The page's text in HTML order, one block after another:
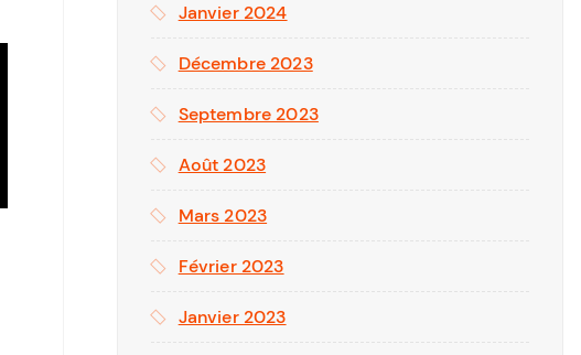
Janvier 2024
Décembre 2023
Septembre 2023
Août 2023
Mars 2023
Février 2023
Janvier 2023